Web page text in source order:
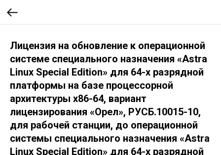
Лицензия на обновление к операционной
системе специального назначения «Astra
Linux Special Edition» для 64-х разрядной
платформы на базе процессорной
архитектуры х86-64, вариант
лицензирования «Орел», РУСБ.10015-10,
для рабочей станции, до операционной
системы специального назначения «Astra
Linux Special Edition» для 64-х разрядной